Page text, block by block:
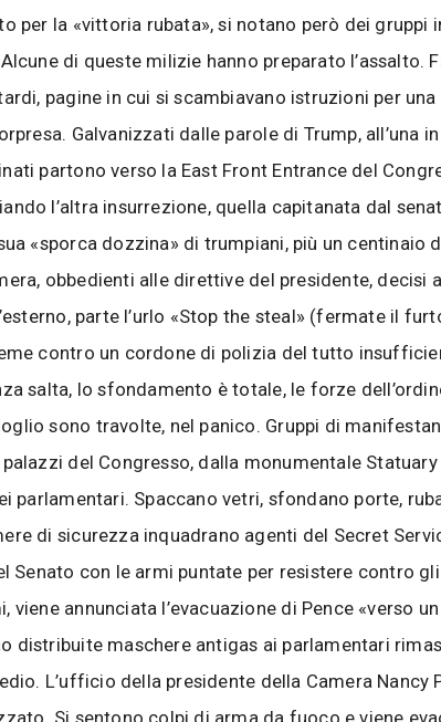
per la «vittoria rubata», si notano però dei gruppi
di queste milizie hanno preparato l’assalto.
pagine in cui si scambiavano istruzioni per
Galvanizzati dalle parole di Trump, all’una
partono verso la East Front Entrance del
l’altra insurrezione, quella capitanata dal
«sporca dozzina» di trumpiani, più un centinaio
obbedienti alle direttive del presidente, decisi
parte l’urlo «Stop the steal» (fermate il
contro un cordone di polizia del tutto
salta, lo sfondamento è totale, le forze
sono travolte, nel panico. Gruppi di
del Congresso, dalla monumentale
parlamentari. Spaccano vetri, sfondano porte,
di sicurezza inquadrano agenti del Secret
Senato con le armi puntate per resistere contro
viene annunciata l’evacuazione di Pence «verso
distribuite maschere antigas ai parlamentari
L’ufficio della presidente della Camera Nancy
Si sentono colpi di arma da fuoco e viene